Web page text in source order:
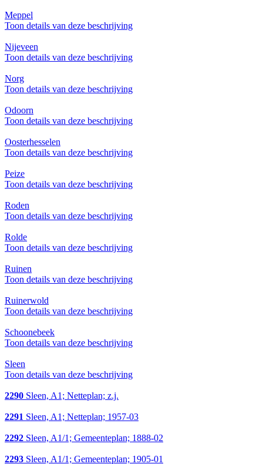
Meppel
Toon details van deze beschrijving
Nijeveen
Toon details van deze beschrijving
Norg
Toon details van deze beschrijving
Odoorn
Toon details van deze beschrijving
Oosterhesselen
Toon details van deze beschrijving
Peize
Toon details van deze beschrijving
Roden
Toon details van deze beschrijving
Rolde
Toon details van deze beschrijving
Ruinen
Toon details van deze beschrijving
Ruinerwold
Toon details van deze beschrijving
Schoonebeek
Toon details van deze beschrijving
Sleen
Toon details van deze beschrijving
2290 Sleen, A1; Netteplan; z.j.
2291 Sleen, A1; Netteplan; 1957-03
2292 Sleen, A1/1; Gemeenteplan; 1888-02
2293 Sleen, A1/1; Gemeenteplan; 1905-01